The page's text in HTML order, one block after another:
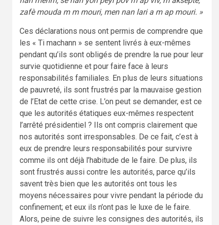
zafè mouda m m mouri, men nan lari a m ap mouri. »
Ces déclarations nous ont permis de comprendre que
les « Ti machann » se sentent livrés à eux-mêmes
pendant qu’ils sont obligés de prendre la rue pour leur
survie quotidienne et pour faire face à leurs
responsabilités familiales. En plus de leurs situations
de pauvreté, ils sont frustrés par la mauvaise gestion
de l’Etat de cette crise. L’on peut se demander, est ce
que les autorités étatiques eux-mêmes respectent
l’arrêté présidentiel ? Ils ont compris clairement que
nos autorités sont irresponsables. De ce fait, c’est à
eux de prendre leurs responsabilités pour survivre
comme ils ont déjà l’habitude de le faire. De plus, ils
sont frustrés aussi contre les autorités, parce qu’ils
savent très bien que les autorités ont tous les
moyens nécessaires pour vivre pendant la période du
confinement; et eux ils n’ont pas le luxe de le faire.
Alors, peine de suivre les consignes des autorités, ils